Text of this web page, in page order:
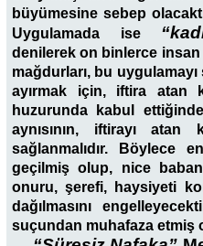
büyümesine sebep
Uygulamada ise
denilerek on binlerce insan
mağdurları, bu
ayırmak için, iftira atan
huzurunda kabul
aynısının, iftirayı
sağlanmalıdır. Böylece
geçilmiş olup, nice
onuru, şerefi, haysiyeti
dağılmasını
suçundan muhafaza etmiş